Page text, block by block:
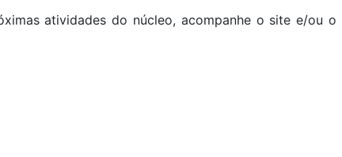
atividades do núcleo, acompanhe o site e/ou o